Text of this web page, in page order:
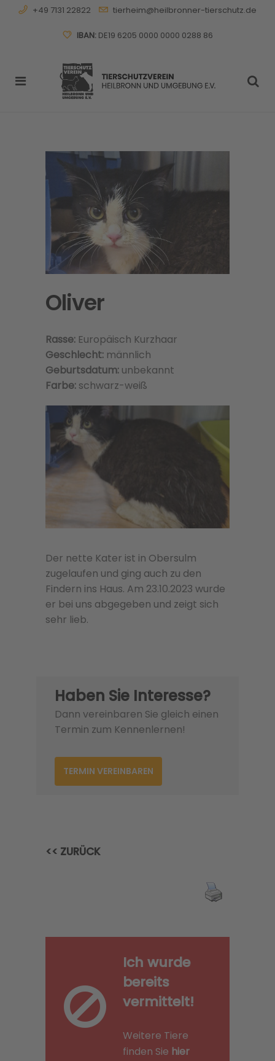
+49 7131 22822 tierheim@heilbronner-tierschutz.de
IBAN:DE19 6205 0000 0000 0288 86
Oliver
Rasse: Europäisch Kurzhaar
Geschlecht: männlich
Geburtsdatum: unbekannt
Farbe: schwarz-weiß
Der nette Kater ist in Obersulm
zugelaufen und ging auch zu den
Findern ins Haus. Am 23.10.2023 wurde
er bei uns abgegeben und zeigt sich
sehr lieb.
Haben Sie Interesse?
Dann vereinbaren Sie gleich einen
Termin zum Kennenlernen!
TERMIN VEREINBAREN
<< ZURÜCK
Ich wurde
bereits
vermittelt!
Weitere Tiere
finden Sie hier